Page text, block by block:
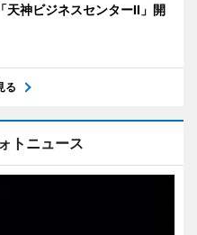
天神ビジネスセンターII」開
る
トニュース